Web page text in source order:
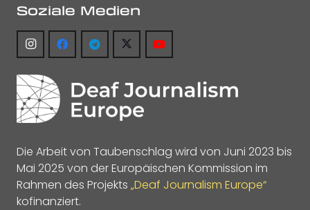
Soziale Medien
Die Arbeit von Taubenschlag wird von Juni 2023 bis
Mai 2025 von der Europäischen Kommission im
Rahmen des Projekts „Deaf Journalism Europe“
kofinanziert.